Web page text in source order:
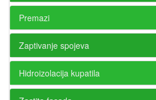
Premazi
Zaptivanje spojeva
Hidroizolacija kupatila